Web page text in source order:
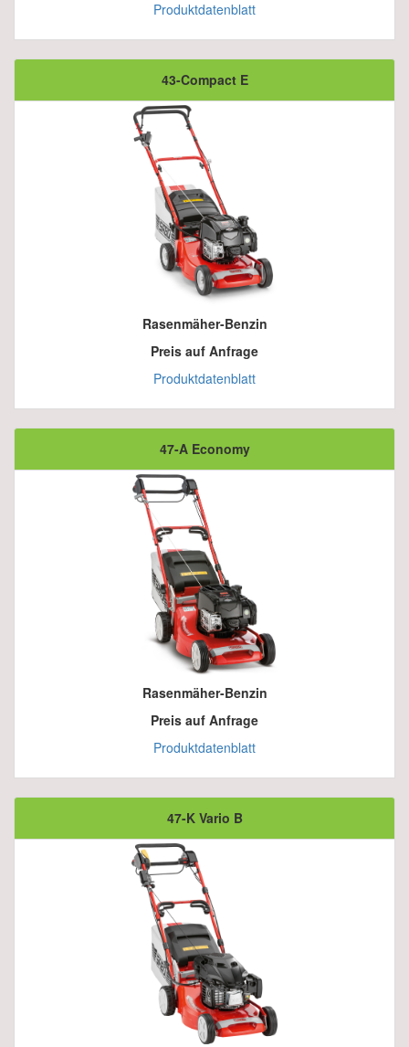
Produktdatenblatt
43-Compact E
Rasenmäher-Benzin
Preis auf Anfrage
Produktdatenblatt
47-A Economy
Rasenmäher-Benzin
Preis auf Anfrage
Produktdatenblatt
47-K Vario B